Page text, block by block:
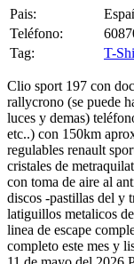
Teléfono:
Tag:
T-
Clio sport 197 con
rallycrono (se puede
luces y demas)
etc..) con 150km
regulables renault
cristales de
con toma de aire al
discos -pastillas del y
latiguillos metalicos
linea de escape
completo este mes y
11 de mayo del 2026
montaña